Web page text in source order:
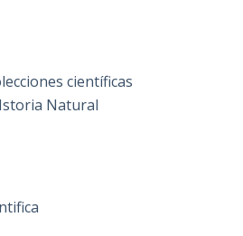
científicas
Natural